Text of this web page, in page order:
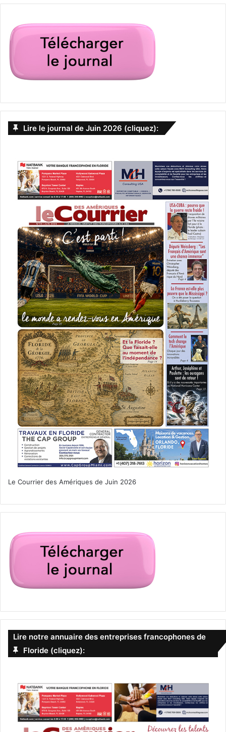
Lire le journal de Juin 2026 (cliquez):
Le Courrier des Amériques de Juin 2026
Lire notre annuaire des entreprises francophones de
Floride (cliquez):